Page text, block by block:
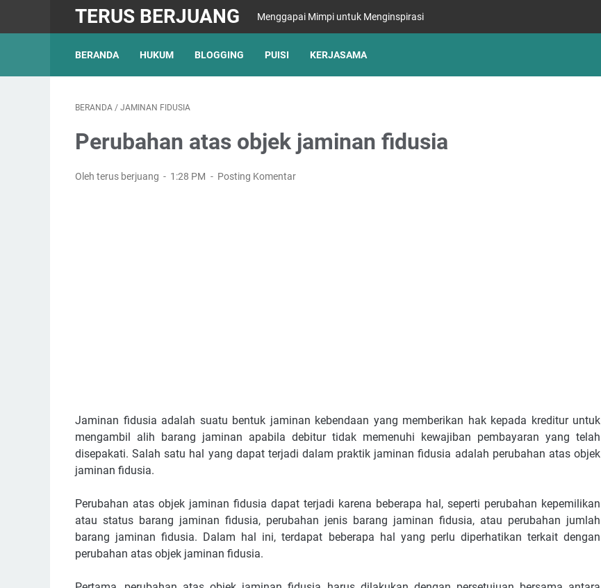
TERUS BERJUANG Menggapai Mimpi untuk Menginspirasi
BERANDA HUKUM BLOGGING PUISI KERJASAMA
BERANDA / JAMINAN FIDUSIA
Perubahan atas objek jaminan fidusia
Oleh terus berjuang 1:28 PM Posting Komentar
Jaminan fidusia adalah suatu bentuk jaminan kebendaan yang memberikan hak kepada kreditur untuk
mengambil alih barang jaminan apabila debitur tidak memenuhi kewajiban pembayaran yang telah
disepakati. Salah satu hal yang dapat terjadi dalam praktik jaminan fidusia adalah perubahan atas objek
jaminan fidusia.
Perubahan atas objek jaminan fidusia dapat terjadi karena beberapa hal, seperti perubahan kepemilikan
atau status barang jaminan fidusia, perubahan jenis barang jaminan fidusia, atau perubahan jumlah
barang jaminan fidusia. Dalam hal ini, terdapat beberapa hal yang perlu diperhatikan terkait dengan
perubahan atas objek jaminan fidusia.